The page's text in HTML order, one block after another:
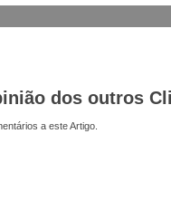
dos outros
a este Artigo.